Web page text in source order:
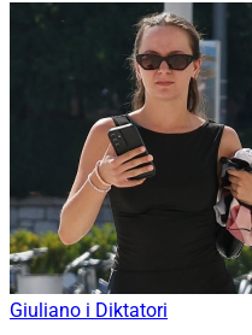
Giuliano i Diktatori